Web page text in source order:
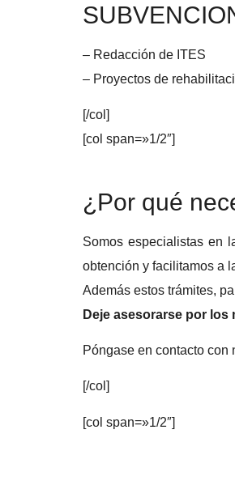
– Redacción de ITES
– Proyectos de
[/col]
[col span=»1/2″]
¿Por qué
Somos especialistas en
obtención y facilitamos a
Además estos trámites,
Deje asesorarse por
Póngase en contacto con
[/col]
[col span=»1/2″]